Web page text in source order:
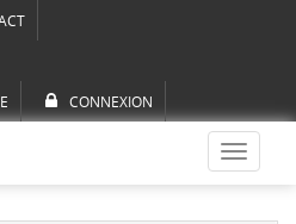
CONNEXION
Toggle